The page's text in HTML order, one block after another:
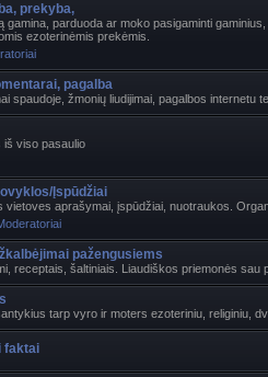
prekyba,
parduoda ar moko pasigaminti
ezoterinėmis prekėmis.
pagalba
spaudoje, žmonių liudijimai, pagalbos internetu
iš viso pasaulio
Įspūdžiai
vietoves aprašymai, įspūdžiai, nuotraukos.
pažengusiems
receptais, šaltiniais. Liaudiškos priemonės sau
tarp vyro ir moters ezoteriniu, religiniu,
faktai